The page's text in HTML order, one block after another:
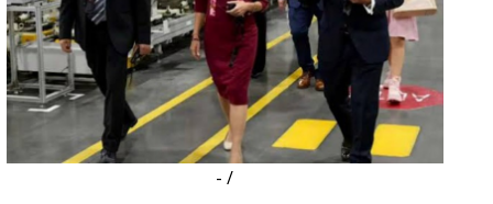
- /